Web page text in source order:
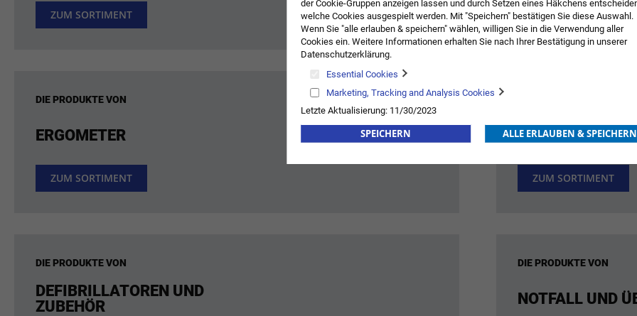
ZUM SORTIMENT ZUM SORTIMENT
DIE PRODUKTE VON
ERGOMETER
ZUM SORTIMENT ZUM SORTIMENT
DIE PRODUKTE VON
DEFIBRILLATOREN UND
ZUBEHÖR
DIE PRODUKTE VON
NOTFALL UND
der Cookie-Gruppen anzeigen lassen und durch Setzen eines Häkchens
welche Cookies ausgespielt werden. Mit "Speichern" bestätigen Sie diese Auswahl.
Wenn Sie "alle erlauben & speichern" wählen, willigen Sie in die Verwendung aller
Cookies ein. Weitere Informationen erhalten Sie nach Ihrer Bestätigung in unserer
Datenschutzerklärung.
Essential Cookies
Marketing, Tracking and Analysis Cookies
Letzte Aktualisierung: 11/30/2023
SPEICHERN ALLE ERLAUBEN & SPEICHERN